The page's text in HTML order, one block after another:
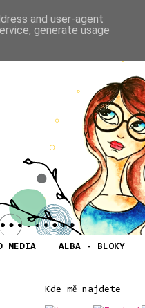
MEDIA ALBA - BLOKY
Kde mě najdete
and user-agent
generate usage